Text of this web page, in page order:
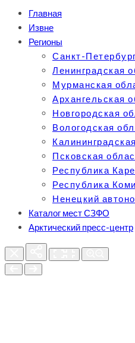
Главная
Извне
Регионы
Санкт-Петербург
Ленинградская
Мурманская
Архангельская
Новгородская
Вологодская
Псковская
Республика
Республика Коми
Ненецкий
Каталог мест СЗФО
Арктический пресс-центр